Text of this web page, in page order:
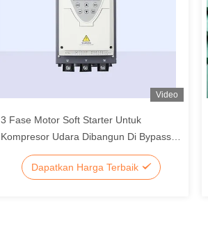
Video
3 Fase Motor Soft Starter Untuk
Kompresor Udara Dibangun Di Bypass
Soft Starter Ck60
Dapatkan Harga Terbaik